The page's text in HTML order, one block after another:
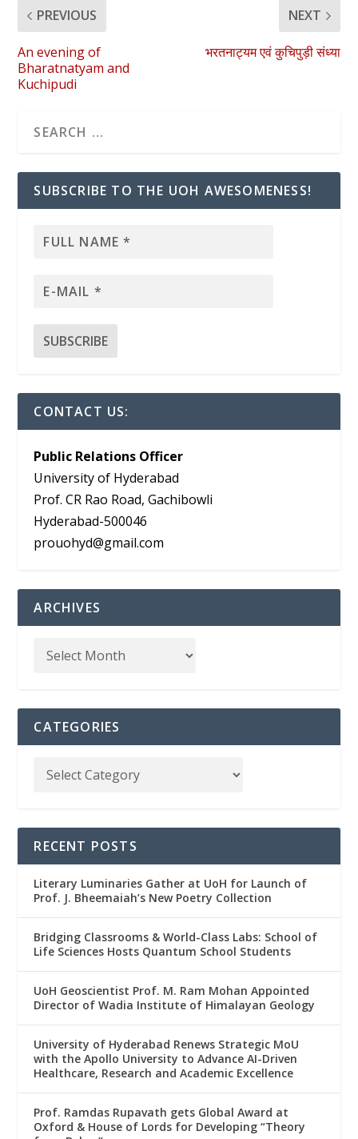
PREVIOUS
An evening of
Bharatnatyam and
Kuchipudi
NEXT
भरतनाट्यम एवं कुचिपुड़ी संध्या
SUBSCRIBE TO THE UOH AWESOMENESS!
CONTACT US:
Public Relations Officer
University of Hyderabad
Prof. CR Rao Road, Gachibowli
Hyderabad-500046
prouohyd@gmail.com
ARCHIVES
CATEGORIES
RECENT POSTS
Literary Luminaries Gather at UoH for Launch of
Prof. J. Bheemaiah’s New Poetry Collection
Bridging Classrooms & World-Class Labs: School of
Life Sciences Hosts Quantum School Students
UoH Geoscientist Prof. M. Ram Mohan Appointed
Director of Wadia Institute of Himalayan Geology
University of Hyderabad Renews Strategic MoU
with the Apollo University to Advance AI-Driven
Healthcare, Research and Academic Excellence
Prof. Ramdas Rupavath gets Global Award at
Oxford & House of Lords for Developing “Theory